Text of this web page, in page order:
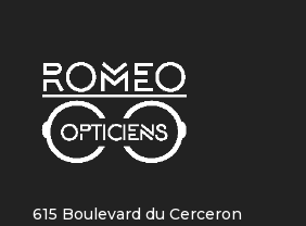
615 Boulevard du Cerceron